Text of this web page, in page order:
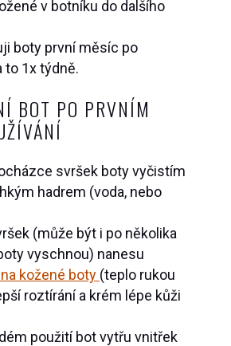
v botníku do dalšího
boty první měsíc po
to 1x týdně.
BOT PO PRVNÍM
svršek boty vyčistím
hadrem (voda, nebo
(může být i po několika
vyschnou) nanesu
kožené boty (teplo rukou
roztírání a krém lépe kůži
použití bot vytřu vnitřek